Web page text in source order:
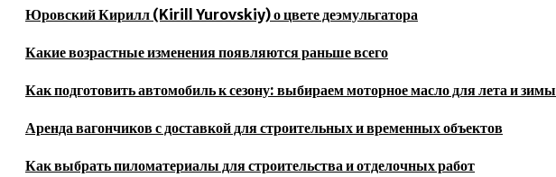
Юровский Кирилл (Kirill Yurovskiy) о цвете деэмульгатора
Какие возрастные изменения появляются раньше всего
Как подготовить автомобиль к сезону: выбираем моторное масло для лета и зимы
Аренда вагончиков с доставкой для строительных и временных объектов
Как выбрать пиломатериалы для строительства и отделочных работ